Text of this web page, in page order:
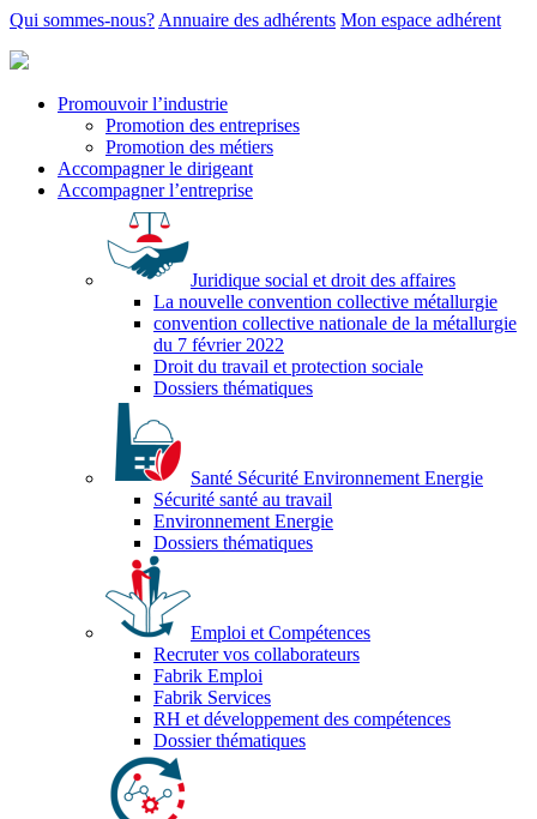
Qui sommes-nous? Annuaire des adhérents Mon espace adhérent
Promouvoir l’industrie
Promotion des entreprises
Promotion des métiers
Accompagner le dirigeant
Accompagner l’entreprise
Juridique social et droit des affaires
La nouvelle convention collective métallurgie
convention collective nationale de la métallurgie
du 7 février 2022
Droit du travail et protection sociale
Dossiers thématiques
Santé Sécurité Environnement Energie
Sécurité santé au travail
Environnement Energie
Dossiers thématiques
Emploi et Compétences
Recruter vos collaborateurs
Fabrik Emploi
Fabrik Services
RH et développement des compétences
Dossier thématiques